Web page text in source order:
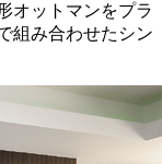
オットマンをプラ
組み合わせたシン